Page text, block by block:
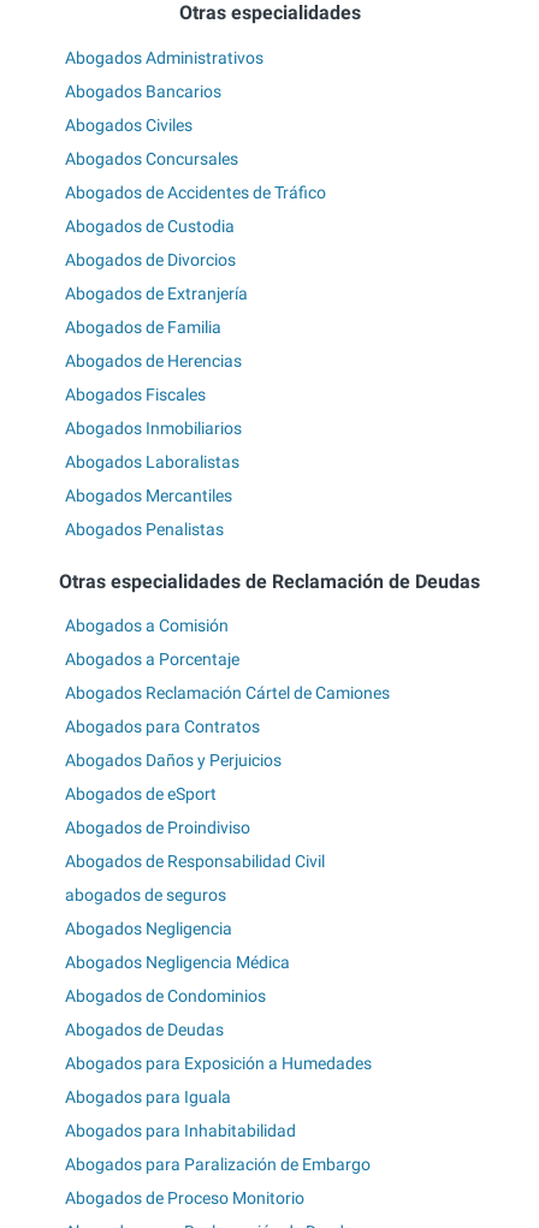
Otras especialidades
Abogados Administrativos
Abogados Bancarios
Abogados Civiles
Abogados Concursales
Abogados de Accidentes de Tráfico
Abogados de Custodia
Abogados de Divorcios
Abogados de Extranjería
Abogados de Familia
Abogados de Herencias
Abogados Fiscales
Abogados Inmobiliarios
Abogados Laboralistas
Abogados Mercantiles
Abogados Penalistas
Otras especialidades de Reclamación de Deudas
Abogados a Comisión
Abogados a Porcentaje
Abogados Reclamación Cártel de Camiones
Abogados para Contratos
Abogados Daños y Perjuicios
Abogados de eSport
Abogados de Proindiviso
Abogados de Responsabilidad Civil
abogados de seguros
Abogados Negligencia
Abogados Negligencia Médica
Abogados de Condominios
Abogados de Deudas
Abogados para Exposición a Humedades
Abogados para Iguala
Abogados para Inhabitabilidad
Abogados para Paralización de Embargo
Abogados de Proceso Monitorio